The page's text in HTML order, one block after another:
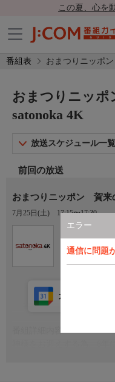
この夏、心を
番組表 おまつりニッポ
エラー
通信に問題
おまつりニッポ
satonoka 4K
放送スケジュール一覧
前回の放送
おまつりニッポン 賀来
7月25日(土) 17:15〜17:30
カレンダー登録
神様をお迎えする為、6年